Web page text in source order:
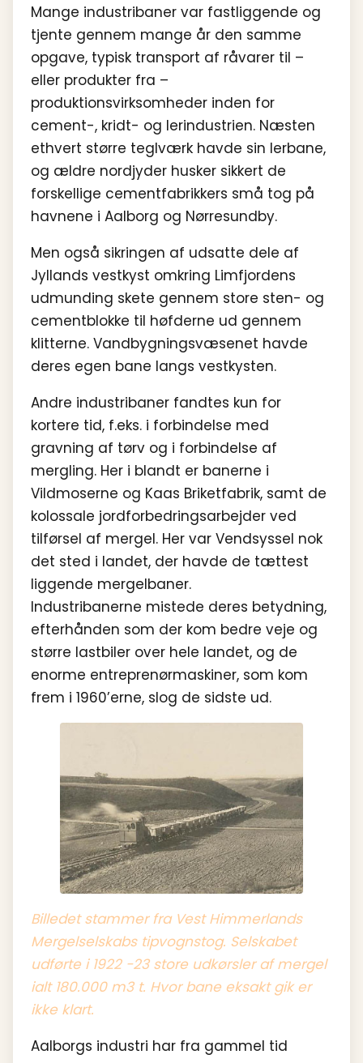
Mange industribaner var fastliggende og
tjente gennem mange år den samme
opgave, typisk transport af råvarer til –
eller produkter fra –
produktionsvirksomheder inden for
cement-, kridt- og lerindustrien. Næsten
ethvert større teglværk havde sin lerbane,
og ældre nordjyder husker sikkert de
forskellige cementfabrikkers små tog på
havnene i Aalborg og Nørresundby.
Men også sikringen af udsatte dele af
Jyllands vestkyst omkring Limfjordens
udmunding skete gennem store sten- og
cementblokke til høfderne ud gennem
klitterne. Vandbygningsvæsenet havde
deres egen bane langs vestkysten.
Andre industribaner fandtes kun for
kortere tid, f.eks. i forbindelse med
gravning af tørv og i forbindelse af
mergling. Her i blandt er banerne i
Vildmoserne og Kaas Briketfabrik, samt de
kolossale jordforbedringsarbejder ved
tilførsel af mergel. Her var Vendsyssel nok
det sted i landet, der havde de tættest
liggende mergelbaner.
Industribanerne mistede deres betydning,
efterhånden som der kom bedre veje og
større lastbiler over hele landet, og de
enorme entreprenørmaskiner, som kom
frem i 1960’erne, slog de sidste ud.
Billedet stammer fra Vest Himmerlands
Mergelselskabs tipvognstog. Selskabet
udførte i 1922 -23 store udkørsler af mergel
ialt 180.000 m3 t. Hvor bane eksakt gik er
ikke klart.
Aalborgs industri har fra gammel tid